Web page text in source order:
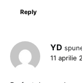
Reply
YD
11 aprilie